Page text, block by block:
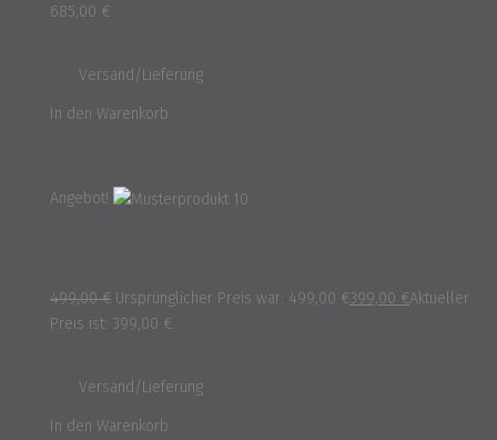
685,00 €
Versand/Lieferung
In den Warenkorb
Angebot!
499,00€ Ursprünglicher Preis war: 499,00 €399,00 €Aktueller
Preis ist: 399,00 €.
Versand/Lieferung
In den Warenkorb